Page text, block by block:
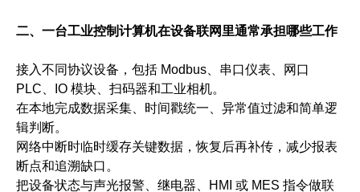
二、一台工业控制计算机在设备联网里通常承担哪些工作
接入不同协议设备，包括 Modbus、串口仪表、网口
PLC、IO 模块、扫码器和工业相机。
在本地完成数据采集、时间戳统一、异常值过滤和简单逻
辑判断。
网络中断时临时缓存关键数据，恢复后再补传，减少报表
断点和追溯缺口。
把设备状态与声光报警、继电器、HMI 或 MES 指令做联